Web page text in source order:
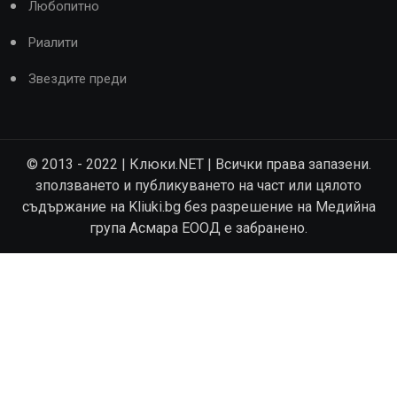
Любопитно
Риалити
Звездите преди
© 2013 - 2022 | Клюки.NET | Всички права запазени.
зползването и публикуването на част или цялото
съдържание на Kliuki.bg без разрешение на Медийна
група Асмара ЕООД е забранено.